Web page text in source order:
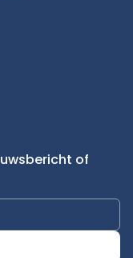
of